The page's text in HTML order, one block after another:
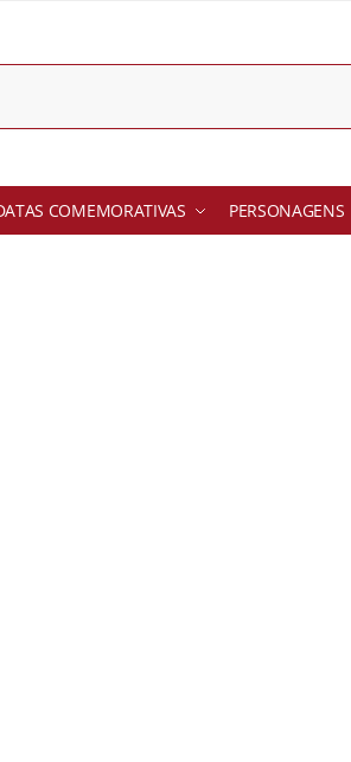
COMEMORATIVAS PERSONAGENS